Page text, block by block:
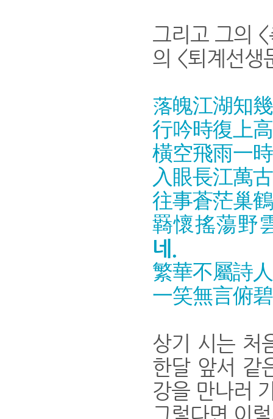
그리고 그의
의 <퇴계선생
落魄江湖知
行吟時復上
橫空飛雨一
入眼長江萬
往事蒼茫巢
羇懷搖蕩野
네.
繁華不屬詩
一笑無言俯
상기 시는 처
한달 앞서 같
강을 만나러